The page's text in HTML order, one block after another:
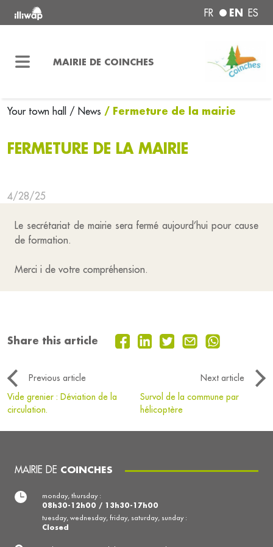
FR EN ES
MAIRIE DE COINCHES
Your town hall / News / Fermeture de la mairie
FERMETURE DE LA MAIRIE
4/28/25
Le secrétariat de mairie sera fermé aujourd’hui pour cause
de formation.
Merci i de votre compréhension.
Share this article
Previous article
Next article
Vide grenier : Déviation de la
circulation.
Survol de la commune par
hélicoptère
MAIRIE DE COINCHES
monday, thursday :
08h30-12h00 / 13h30-17h00
tuesday, wednesday, friday, saturday, sunday :
Closed